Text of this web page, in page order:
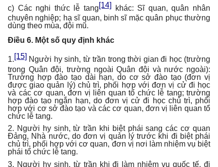
c) Các nghi thức lễ tang[14]
khác: Sĩ quan, quân nhân
chuyên nghiệp; hạ sĩ quan, binh sĩ mặc quân phục thường
dùng theo mùa, đội mũ.
Điều 6. Một số quy định khác
1.[15] Người hy sinh, từ trần trong thời gian đi học (trường
trong Quân đội, trường ngoài Quân đội và nước ngoài):
Trường hợp đào tạo dài hạn, do cơ sở đào tạo (đơn vị
được giao quản lý) chủ trì, phối hợp với đơn vị cử đi học
và các cơ quan, đơn vị liên quan tổ chức lễ tang; trường
hợp đào tạo ngắn hạn, do đơn vị cử đi học chủ trì, phối
hợp với cơ sở đào tạo và các cơ quan, đơn vị liên quan tổ
chức lễ tang.
2. Người hy sinh, từ trần khi biệt phái sang các cơ quan
Đảng, Nhà nước, do đơn vị quản lý trước khi đi biệt phái
chủ trì, phối hợp với cơ quan, đơn vị nơi làm nhiệm vụ biệt
phái tổ chức lễ tang.
3. Người hy sinh, từ trần khi đi làm nhiệm vụ quốc tế, đi